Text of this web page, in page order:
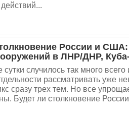
России и
в ЛНР/ДНР,
случилось так много
рассматривать уже
сразу трех тем. Но все
Будет ли столкновение